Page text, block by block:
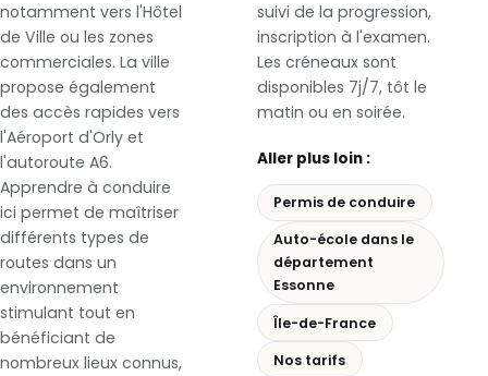
notamment vers l'Hôtel
de Ville ou les zones
commerciales. La ville
propose également
des accès rapides vers
l'Aéroport d'Orly et
l'autoroute A6.
Apprendre à conduire
ici permet de maîtriser
différents types de
routes dans un
environnement
stimulant tout en
bénéficiant de
nombreux lieux connus,
suivi de la progression,
inscription à l'examen.
Les créneaux sont
disponibles 7j/7, tôt le
matin ou en soirée.
Aller plus loin :
Permis de conduire
Auto-école dans le
département
Essonne
Île-de-France
Nos tarifs